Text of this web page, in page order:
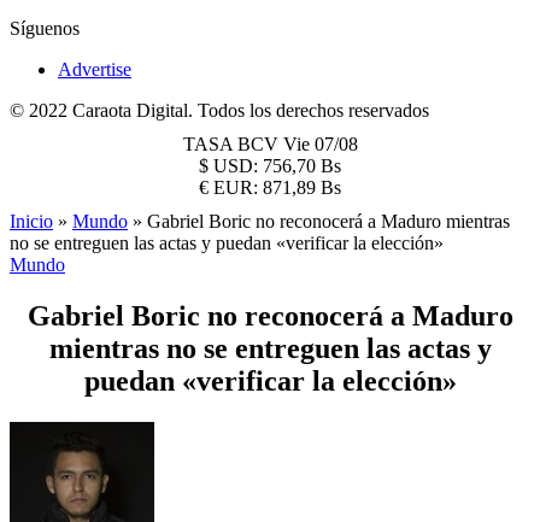
Síguenos
Advertise
© 2022 Caraota Digital. Todos los derechos reservados
TASA BCV Vie 07/08
$ USD: 756,70 Bs
€ EUR: 871,89 Bs
Inicio » Mundo » Gabriel Boric no reconocerá a Maduro mientras
no se entreguen las actas y puedan «verificar la elección»
Mundo
Gabriel Boric no reconocerá a Maduro
mientras no se entreguen las actas y
puedan «verificar la elección»